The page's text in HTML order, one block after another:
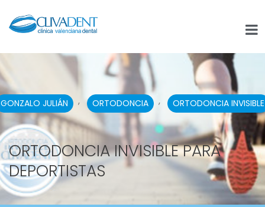
GONZALO JULIÁN , ORTODONCIA , ORTODONCIA INVISIBLE
ORTODONCIA INVISIBLE PARA
DEPORTISTAS